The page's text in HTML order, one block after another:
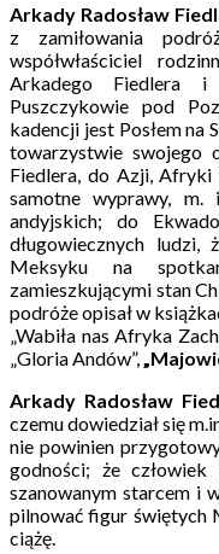
Arkady Radosław
z zamiłowania
współwłaściciel
Arkadego Fiedlera
Puszczykowie pod
kadencji jest Posłem na
towarzystwie swojego
Fiedlera, do Azji, Afryki
samotne wyprawy,
andyjskich; do
długowiecznych
Meksyku na
zamieszkującymi stan
podróże opisał w
„Wabiła nas Afryka
„Gloria Andów”,
Arkady Radosław
czemu dowiedział się
nie powinien
godności; że
szanowanym starcem i
pilnować figur świętych
ciążę.